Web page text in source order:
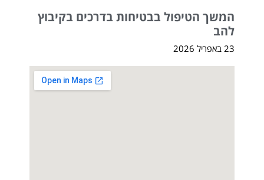
המשך הטיפול בבטיחות בדרכים בקיבוץ
להב
23 באפריל 2026